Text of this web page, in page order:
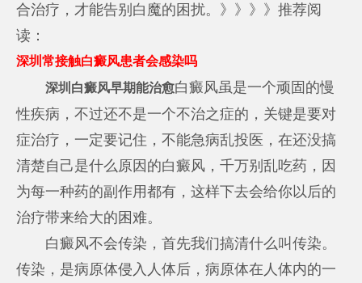
合治疗，才能告别白魔的困扰。》》》》推荐阅
读：
深圳常接触白癜风患者会感染吗
深圳白癜风早期能治愈白癜风虽是一个顽固的慢
性疾病，不过还不是一个不治之症的，关键是要对
症治疗，一定要记住，不能急病乱投医，在还没搞
清楚自己是什么原因的白癜风，千万别乱吃药，因
为每一种药的副作用都有，这样下去会给你以后的
治疗带来给大的困难。
白癜风不会传染，首先我们搞清什么叫传染。
传染，是病原体侵入人体后，病原体在人体内的一